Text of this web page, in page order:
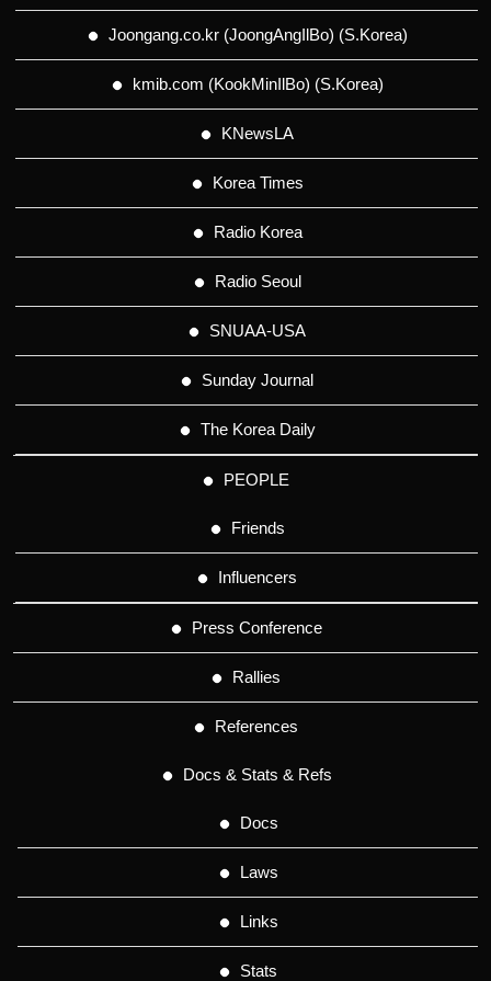
Joongang.co.kr (JoongAngIlBo) (S.Korea)
kmib.com (KookMinIlBo) (S.Korea)
KNewsLA
Korea Times
Radio Korea
Radio Seoul
SNUAA-USA
Sunday Journal
The Korea Daily
PEOPLE
Friends
Influencers
Press Conference
Rallies
References
Docs & Stats & Refs
Docs
Laws
Links
Stats